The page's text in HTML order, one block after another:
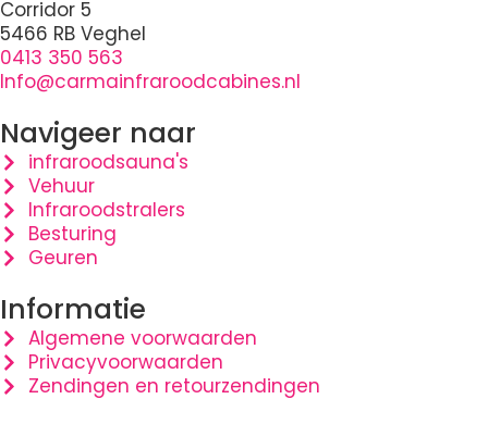
Corridor 5
5466 RB Veghel
0413 350 563
Info@carmainfraroodcabines.nl
Navigeer naar
infraroodsauna's
Vehuur
Infraroodstralers
Besturing
Geuren
Informatie
Algemene voorwaarden
Privacyvoorwaarden
Zendingen en retourzendingen